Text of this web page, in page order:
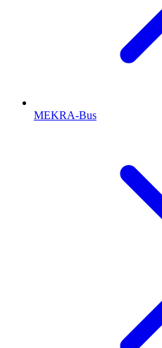
MEKRA-Bus